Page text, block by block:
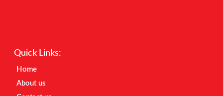
Quick Links:
Home
About us